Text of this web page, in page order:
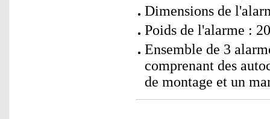
Dimensions de
Poids de l'alarme :
Ensemble de 3
comprenant des
de montage et un